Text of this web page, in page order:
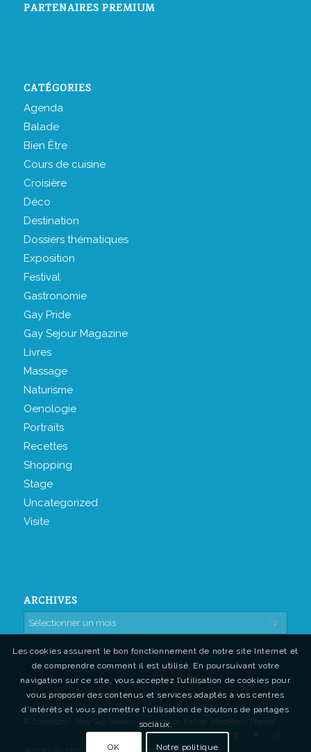
PARTENAIRES PREMIUM
CATÉGORIES
Agenda
Balade
Bien Être
Cours de cuisine
Croisière
Déco
Destination
Dossiers thématiques
Exposition
Festival
Gastronomie
Gay Pride
Gay Sejour Magazine
Livres
Massage
Naturisme
Oenologie
Portraits
Recettes
Shopping
Stage
Uncategorized
Visite
ARCHIVES
© Copyright - Blog Gay Sejour - powered by Enfold WordPress Theme
Les cookies assurent le bon fonctionnement de notre site Internet et
de comprendre comment il est utilisé. En poursuivant votre
navigation sur ce site, vous acceptez l’utilisation de cookies pour
vous proposer des contenus et services adaptés à vos centres
d’intérêts et vous permettre l'utilisation de boutons de partages
sociaux.
OK Notre politique